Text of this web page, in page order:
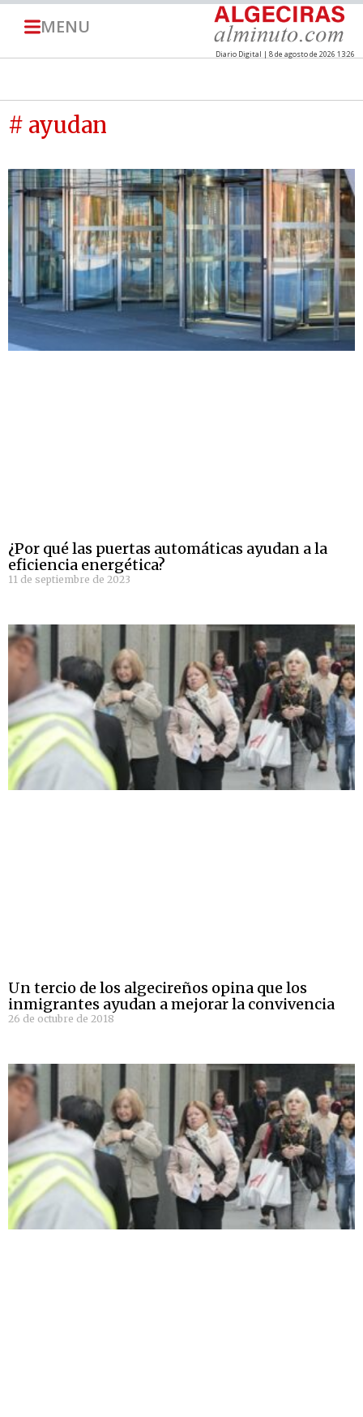
MENU
Diario Digital | 8 de agosto de 2026 13:26
# ayudan
¿Por qué las puertas automáticas ayudan a la
eficiencia energética?
11 de septiembre de 2023
Un tercio de los algecireños opina que los
inmigrantes ayudan a mejorar la convivencia
26 de octubre de 2018